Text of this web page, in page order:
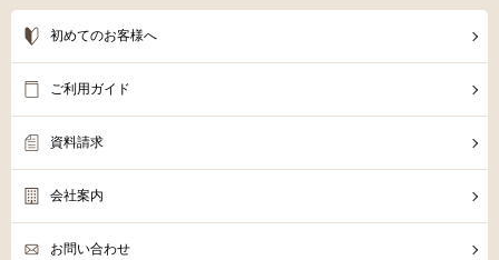
初めてのお客様へ
ご利用ガイド
資料請求
会社案内
お問い合わせ